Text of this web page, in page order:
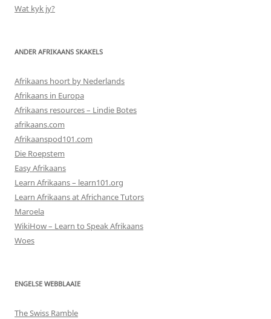
Wat kyk jy?
ANDER AFRIKAANS SKAKELS
Afrikaans hoort by Nederlands
Afrikaans in Europa
Afrikaans resources – Lindie Botes
afrikaans.com
Afrikaanspod101.com
Die Roepstem
Easy Afrikaans
Learn Afrikaans – learn101.org
Learn Afrikaans at Africhance Tutors
Maroela
WikiHow – Learn to Speak Afrikaans
Woes
ENGELSE WEBBLAAIE
The Swiss Ramble